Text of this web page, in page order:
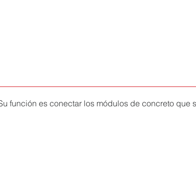
función es conectar los módulos de concreto que